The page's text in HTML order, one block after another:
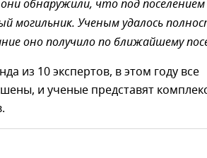
обнаружили, что под поселением
могильник. Ученым удалось
оно получило по ближайшему
из 10 экспертов, в этом году все
и ученые представят